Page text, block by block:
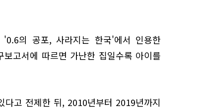
의 공포, 사라지는 한국'에서 인용한
고서에 따르면 가난한 집일수록 아이를
고 전제한 뒤, 2010년부터 2019년까지